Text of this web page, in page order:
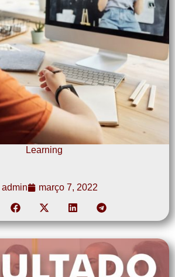
Learning
admin março 7, 2022